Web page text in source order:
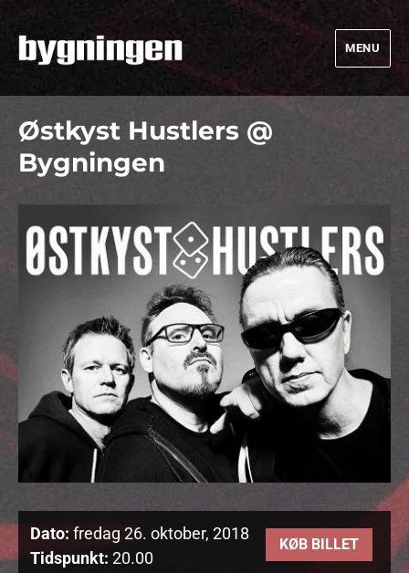
Bygningen
MENU
Østkyst Hustlers @
Bygningen
Dato: fredag 26. oktober, 2018
Tidspunkt: 20.00
KØB BILLET